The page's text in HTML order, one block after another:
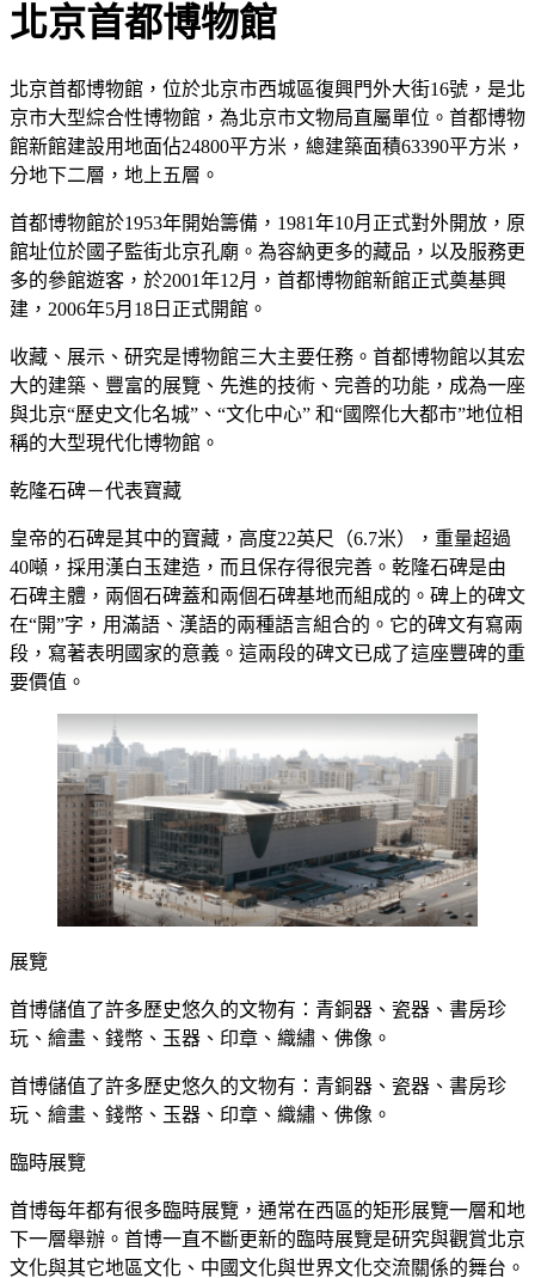
北京首都博物館
北京首都博物館，位於北京市西城區復興門外大街16號，是北
京市大型綜合性博物館，為北京市文物局直屬單位。首都博物
館新館建設用地面佔24800平方米，總建築面積63390平方米，
分地下二層，地上五層。
首都博物館於1953年開始籌備，1981年10月正式對外開放，原
館址位於國子監街北京孔廟。為容納更多的藏品，以及服務更
多的參館遊客，於2001年12月，首都博物館新館正式奠基興
建，2006年5月18日正式開館。
收藏、展示、研究是博物館三大主要任務。首都博物館以其宏
大的建築、豐富的展覽、先進的技術、完善的功能，成為一座
與北京“歷史文化名城”、“文化中心” 和“國際化大都市”地位相
稱的大型現代化博物館。
乾隆石碑－代表寶藏
皇帝的石碑是其中的寶藏，高度22英尺（6.7米），重量超過
40噸，採用漢白玉建造，而且保存得很完善。乾隆石碑是由
石碑主體，兩個石碑蓋和兩個石碑基地而組成的。碑上的碑文
在“開”字，用滿語、漢語的兩種語言組合的。它的碑文有寫兩
段，寫著表明國家的意義。這兩段的碑文已成了這座豐碑的重
要價值。
展覽
首博儲值了許多歷史悠久的文物有：青銅器、瓷器、書房珍
玩、繪畫、錢幣、玉器、印章、織繡、佛像。
首博儲值了許多歷史悠久的文物有：青銅器、瓷器、書房珍
玩、繪畫、錢幣、玉器、印章、織繡、佛像。
臨時展覽
首博每年都有很多臨時展覽，通常在西區的矩形展覽一層和地
下一層舉辦。首博一直不斷更新的臨時展覽是研究與觀賞北京
文化與其它地區文化、中國文化與世界文化交流關係的舞台。